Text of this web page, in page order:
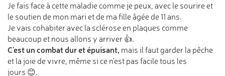
Je fais face à cette maladie comme je peux, avec le sourire et
le soutien de mon mari et de ma fille âgée de 11 ans.
Je vais cohabiter avec la sclérose en plaques comme
beaucoup et nous allons y arriver 👍.
C'est un combat dur et épuisant, mais il faut garder la pêche
et la joie de vivre, même si ce n’est pas facile tous les
jours 😊.